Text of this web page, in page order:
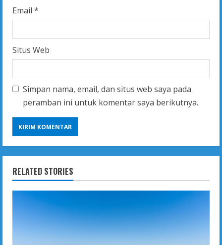
Email *
Situs Web
Simpan nama, email, dan situs web saya pada
peramban ini untuk komentar saya berikutnya.
RELATED STORIES